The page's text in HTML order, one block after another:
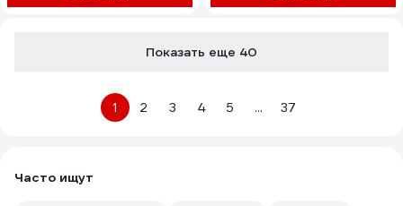
Показать еще 40
1 2 3 4 5 ... 37
Часто ищут